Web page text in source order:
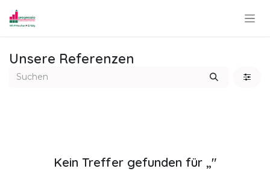
Unsere Referenzen
Kein Treffer gefunden für „"